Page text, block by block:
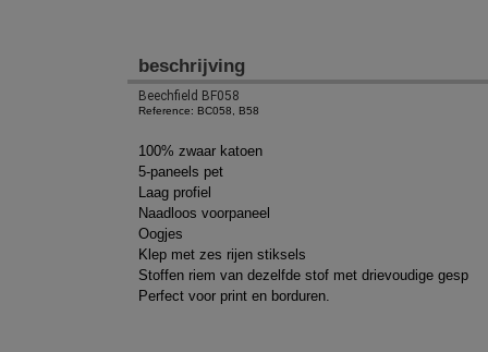
beschrijving
Beechfield BF058
Reference: BC058, B58
100% zwaar katoen
5-paneels pet
Laag profiel
Naadloos voorpaneel
Oogjes
Klep met zes rijen stiksels
Stoffen riem van dezelfde stof met drievoudige gesp
Perfect voor print en borduren.